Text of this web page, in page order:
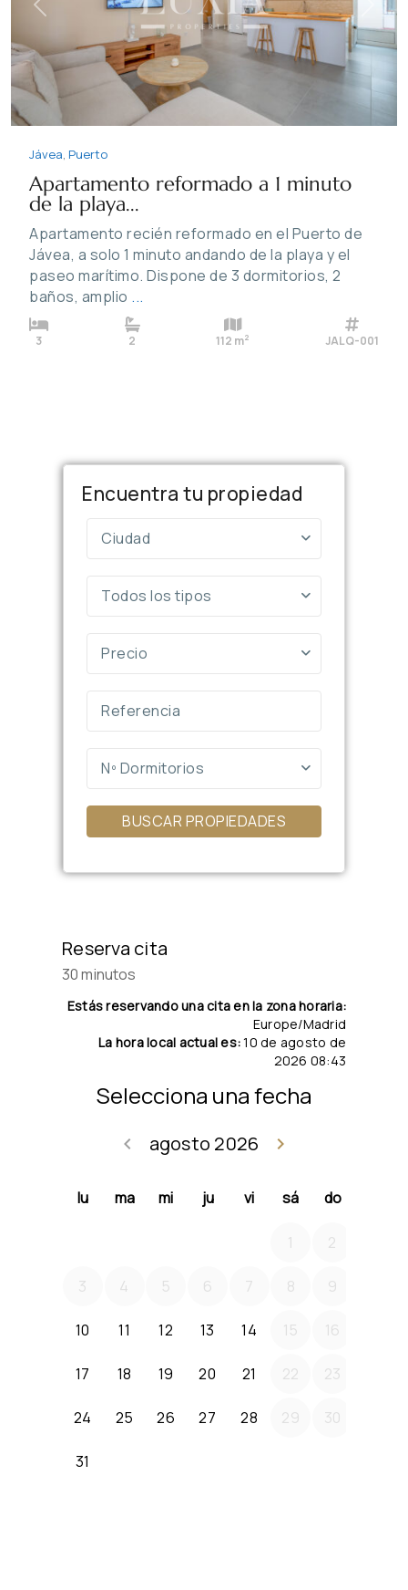
Previous Next
Jávea, Puerto
Apartamento reformado a 1 minuto
de la playa...
Apartamento recién reformado en el Puerto de
Jávea, a solo 1 minuto andando de la playa y el
paseo marítimo. Dispone de 3 dormitorios, 2
baños, amplio ...
3 2 112 m2 JALQ-001
Encuentra tu propiedad
Ciudad
Todos los tipos
Precio
Nº Dormitorios
BUSCAR PROPIEDADES